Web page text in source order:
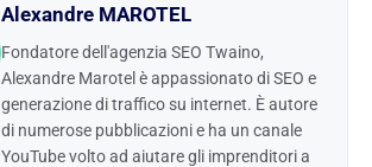
Alexandre MAROTEL
Fondatore dell'agenzia SEO Twaino,
Alexandre Marotel è appassionato di SEO e
generazione di traffico su internet. È autore
di numerose pubblicazioni e ha un canale
YouTube volto ad aiutare gli imprenditori a